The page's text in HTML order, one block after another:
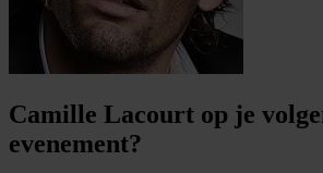
Camille Lacourt op je
evenement?